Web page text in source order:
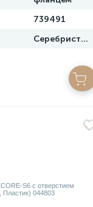
739491
Серебристый